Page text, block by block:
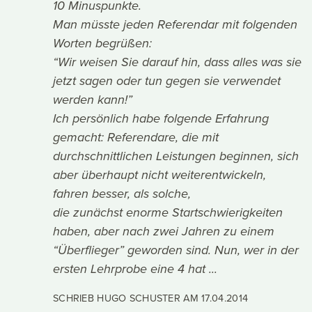
10 Minuspunkte.
Man müsste jeden Referendar mit folgenden
Worten begrüßen:
“Wir weisen Sie darauf hin, dass alles was sie
jetzt sagen oder tun gegen sie verwendet
werden kann!”
Ich persönlich habe folgende Erfahrung
gemacht: Referendare, die mit
durchschnittlichen Leistungen beginnen, sich
aber überhaupt nicht weiterentwickeln,
fahren besser, als solche,
die zunächst enorme Startschwierigkeiten
haben, aber nach zwei Jahren zu einem
“Überflieger” geworden sind. Nun, wer in der
ersten Lehrprobe eine 4 hat ...
SCHRIEB HUGO SCHUSTER AM17.04.2014